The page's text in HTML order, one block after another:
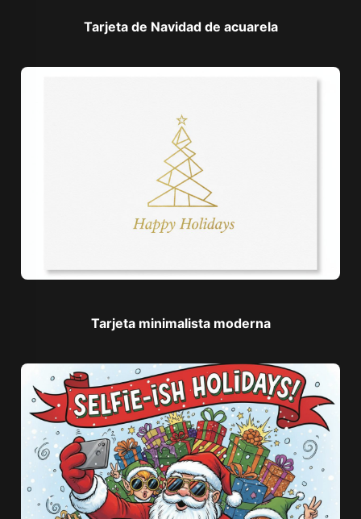
Tarjeta de Navidad de acuarela
Tarjeta minimalista moderna